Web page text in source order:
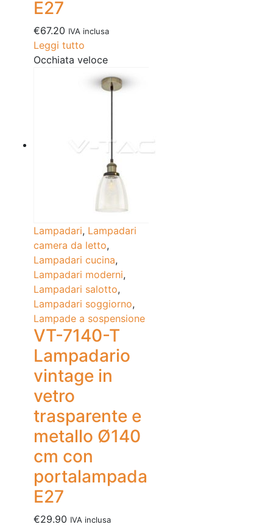
E27
€67.20 IVA inclusa
Leggi tutto
Occhiata veloce
Lampadari, Lampadari
camera da letto,
Lampadari cucina,
Lampadari moderni,
Lampadari salotto,
Lampadari soggiorno,
Lampade a sospensione
VT-7140-T
Lampadario
vintage in
vetro
trasparente e
metallo Ø140
cm con
portalampada
E27
€29.90 IVA inclusa